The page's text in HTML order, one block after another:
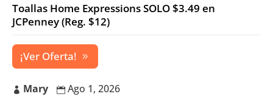
Toallas Home Expressions SOLO $3.49 en
JCPenney (Reg. $12)
¡Ver Oferta!
 Mary  Ago 1, 2026